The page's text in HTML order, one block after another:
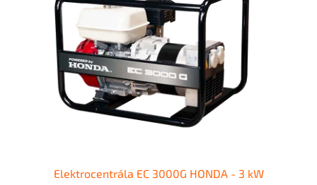
Elektrocentrála EC 3000G HONDA - 3 kW